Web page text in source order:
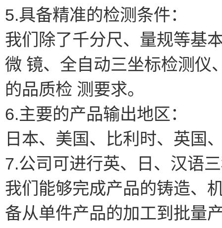
5.具备精准的检测条件：
我们除了千分尺、量规等基
微 镜、全自动三坐标检测仪
的品质检 测要求。
6.主要的产品输出地区：
日本、美国、比利时、英国
7.公司可进行英、日、汉语
我们能够完成产品的铸造、
备从单件产品的加工到批量